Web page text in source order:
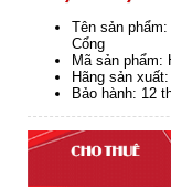
Tên sản
Cổng
Mã sản phẩm:
Hãng sản
Bảo hành: 12